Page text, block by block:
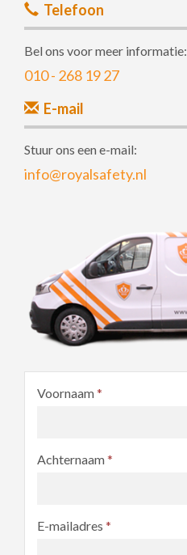
Telefoon
Bel ons voor meer informatie:
010 - 268 19 27
E-mail
Stuur ons een e-mail:
info@royalsafety.nl
Voornaam*
Achternaam*
E-mailadres *